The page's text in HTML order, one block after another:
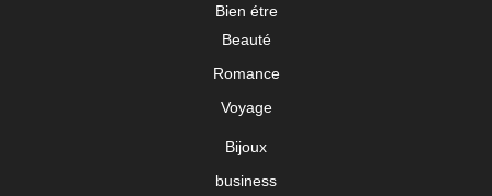
Bien étre
Beauté
Romance
Voyage
Bijoux
business